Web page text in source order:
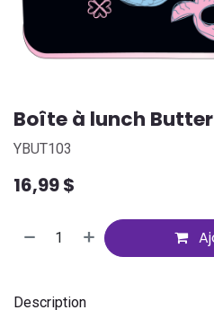
Boîte à lunch
YBUT103
16,99$
Description